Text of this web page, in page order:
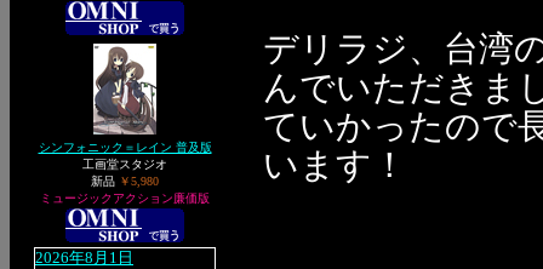
シンフォニック＝レイン 普及版
工画堂スタジオ
新品 ￥5,980
ミュージックアクション廉価版
2026年8月1日
デリラジ、台湾
んでいただきま
ていかったので
います！